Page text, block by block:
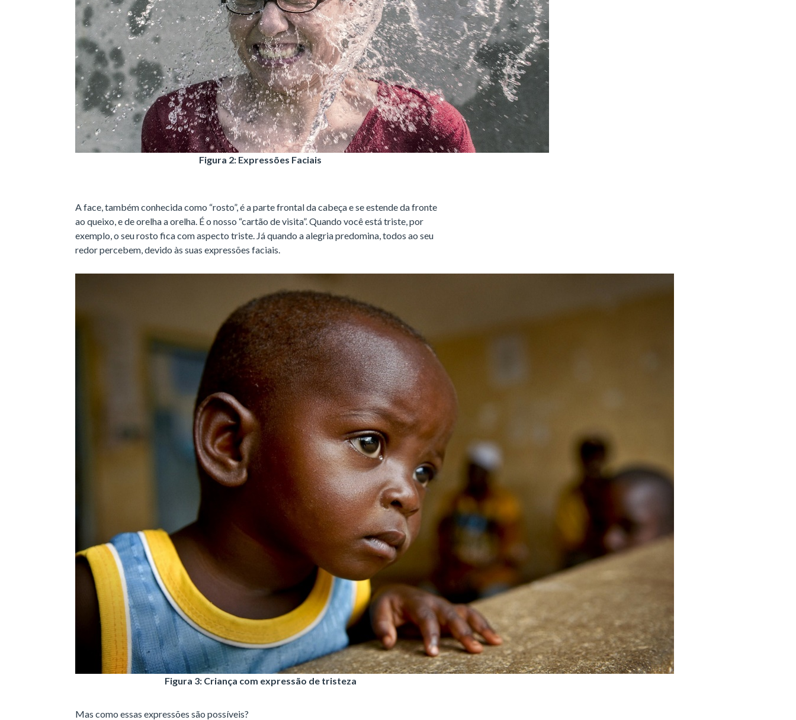
Figura 2: Expressões Faciais
A face, também conhecida como “rosto”, é a parte frontal da cabeça e se estende da fronte
ao queixo, e de orelha a orelha. É o nosso “cartão de visita”. Quando você está triste, por
exemplo, o seu rosto fica com aspecto triste. Já quando a alegria predomina, todos ao seu
redor percebem, devido às suas expressões faciais.
Figura 3: Criança com expressão de tristeza
Mas como essas expressões são possíveis?